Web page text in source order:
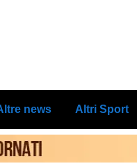
news Altri Sport